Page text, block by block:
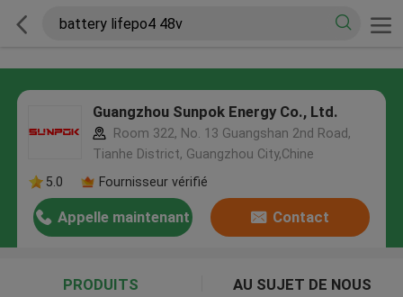
Guangzhou Sunpok Energy Co., Ltd.
Room 322, No. 13 Guangshan 2nd Road,
Tianhe District, Guangzhou City,Chine
5.0
Fournisseur vérifié
Appelle maintenant Contact
PRODUITS AU SUJET DE NOUS